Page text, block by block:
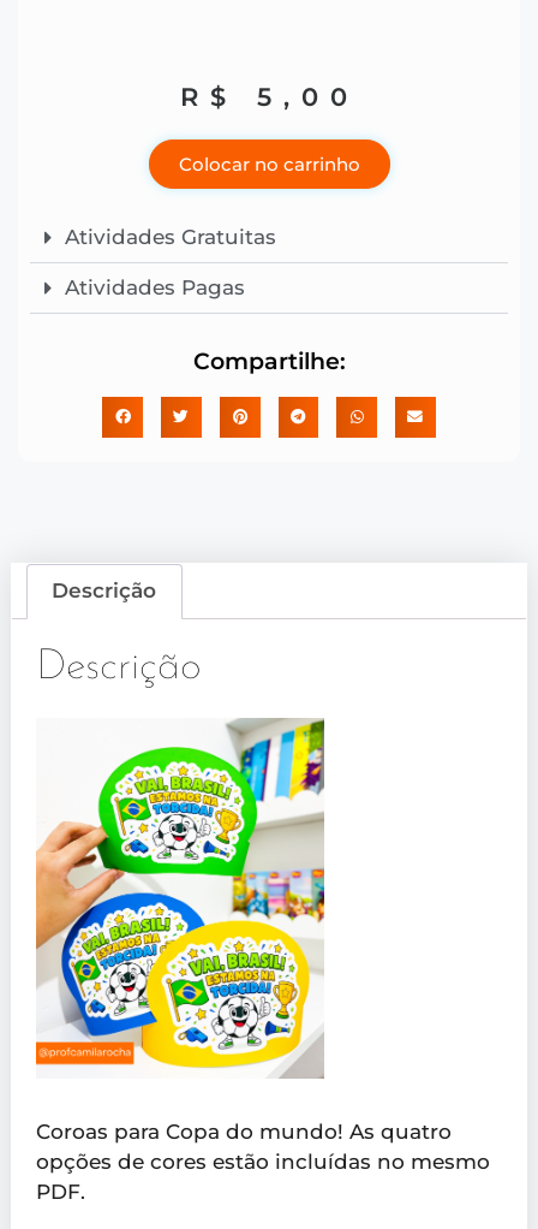
R$ 5,00
Colocar no carrinho
Atividades Gratuitas
Atividades Pagas
Compartilhe:
Descrição
Descrição
Coroas para Copa do mundo! As quatro
opções de cores estão incluídas no mesmo
PDF.